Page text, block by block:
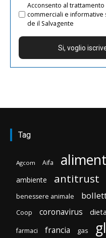
Acconsento al
commerciali e informative
de il Salvagente
Tag
Agcom Aifa
ambiente antitrust
benessere animale
Coop coronavirus dieta
farmaci francia gas